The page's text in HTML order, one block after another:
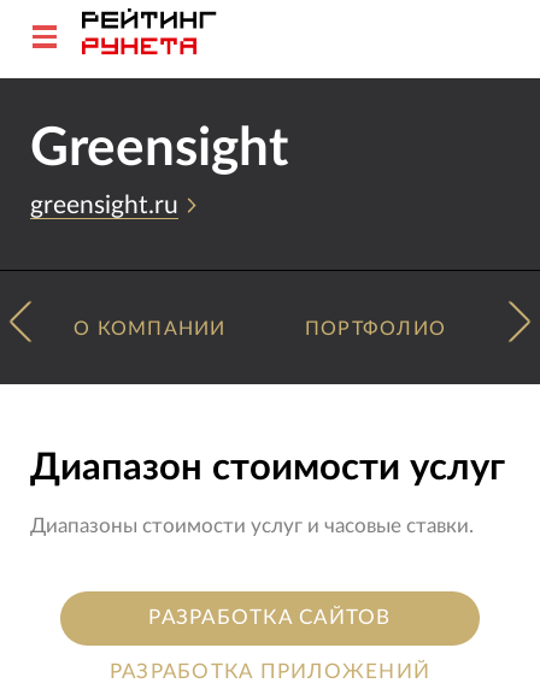
Greensight
greensight.ru
О КОМПАНИИ ПОРТФОЛИО
Диапазон стоимости услуг
Диапазоны стоимости услуг и часовые ставки.
РАЗРАБОТКА САЙТОВ
РАЗРАБОТКА ПРИЛОЖЕНИЙ